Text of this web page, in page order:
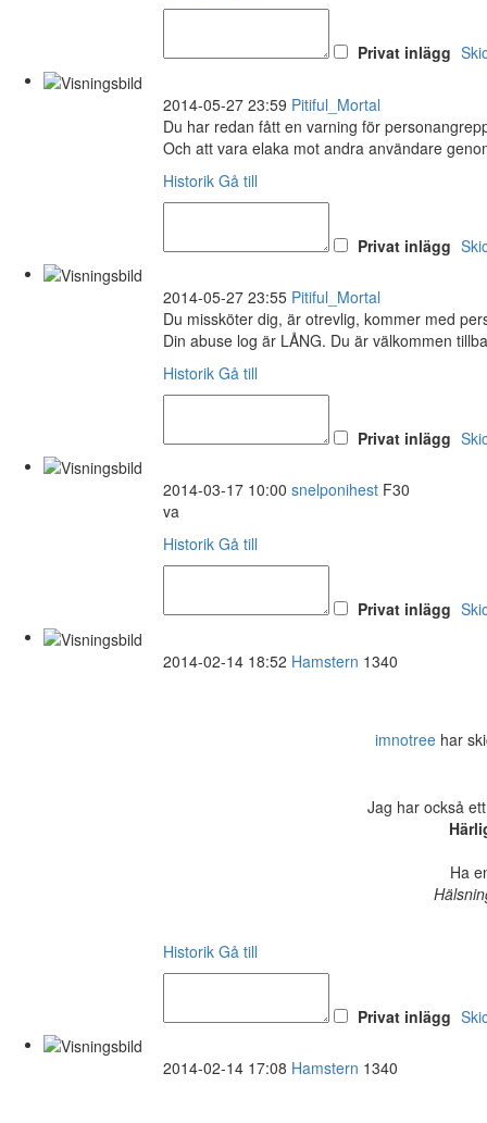
Privat inlägg
2014-05-27 23:59 Pitiful_Mortal
Du har redan fått en varning för
Och att vara elaka mot andra användare
Historik Gå till
Privat inlägg
2014-05-27 23:55 Pitiful_Mortal
Du missköter dig, är otrevlig, kommer med
Din abuse log är LÅNG. Du är välkommen
Historik Gå till
Privat inlägg
2014-03-17 10:00 snelponihest F30
va
Historik Gå till
Privat inlägg
2014-02-14 18:52 Hamstern 1340
imnotree har
Jag har också
Ha
Historik Gå till
Privat inlägg
2014-02-14 17:08 Hamstern 1340